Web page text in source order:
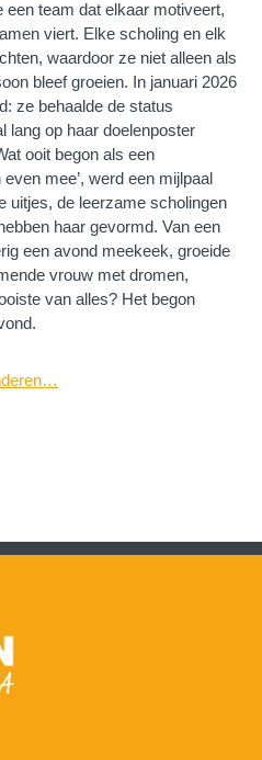
team dat elkaar motiveert,
viert. Elke scholing en elk
waardoor ze niet alleen als
bleef groeien. In januari 2026
ze behaalde de status
lang op haar doelenposter
ooit begon als een
mee’, werd een mijlpaal
uitjes, de leerzame scholingen
haar gevormd. Van een
een avond meekeek, groeide
vrouw met dromen,
van alles? Het begon